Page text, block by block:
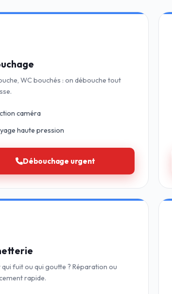
WC bouchés : on débouche tout
caméra
haute pression
Débouchage urgent
qui fuit ou qui goutte ? Réparation ou
rapide.